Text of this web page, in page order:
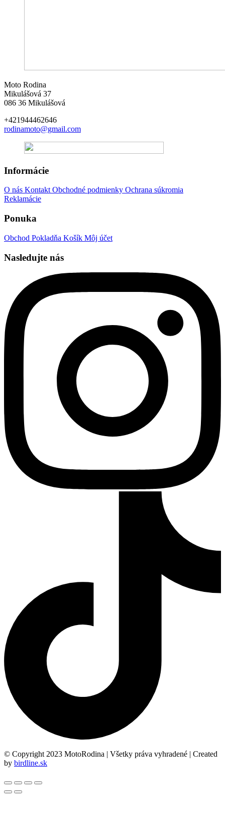
Moto Rodina
Mikulášová 37
086 36 Mikulášová
+421944462646
rodinamoto@gmail.com
Informácie
O nás KontaktObchodné podmienky Ochrana súkromia
Reklamácie
Ponuka
Obchod Pokladňa Košík Môj účet
Nasledujte nás
© Copyright 2023 MotoRodina | Všetky práva vyhradené | Created
by birdline.sk